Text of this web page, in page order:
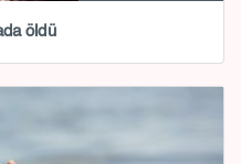
öldü